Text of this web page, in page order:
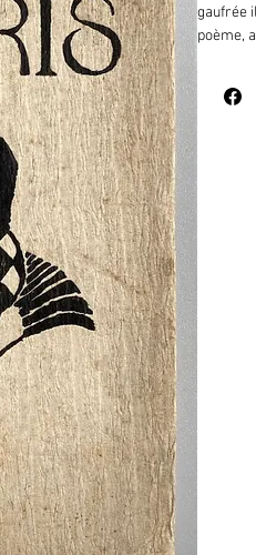
gaufrée
poème,
M.